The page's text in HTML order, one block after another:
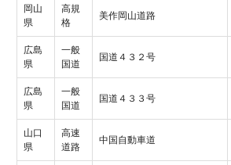
岡山
県
高規
格
美作岡山道路
広島
県
一般
国道
国道４３２号
広島
県
一般
国道
国道４３３号
山口
県
高速
道路
中国自動車道